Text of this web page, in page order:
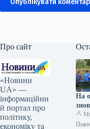
Про сайт
«Новини
UA» —
інформаційни
й портал про
політику,
економіку та
На